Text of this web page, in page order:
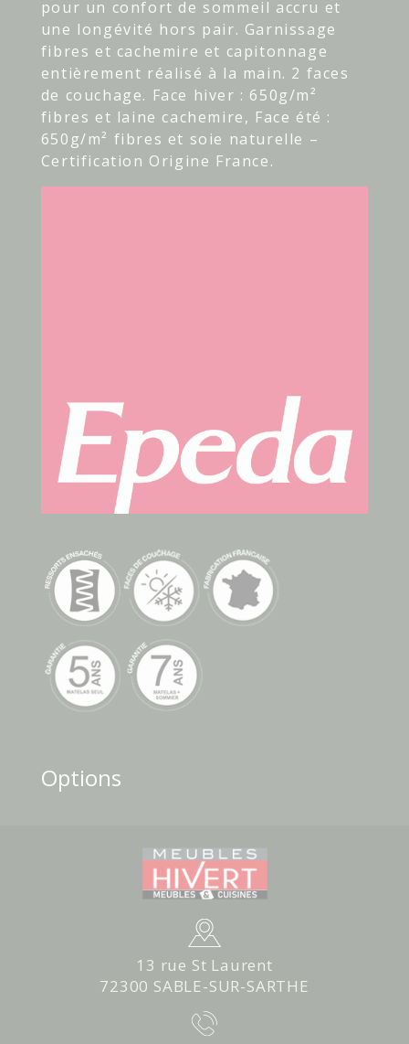
pour un confort de sommeil accru et
une longévité hors pair. Garnissage
fibres et cachemire et capitonnage
entièrement réalisé à la main. 2 faces
de couchage. Face hiver : 650g/m²
fibres et laine cachemire, Face été :
650g/m² fibres et soie naturelle –
Certification Origine France.
Options
13 rue St Laurent
72300 SABLE-SUR-SARTHE